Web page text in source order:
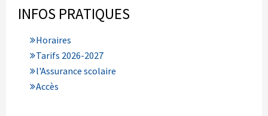
INFOS PRATIQUES
Horaires
Tarifs 2026-2027
l'Assurance scolaire
Accès